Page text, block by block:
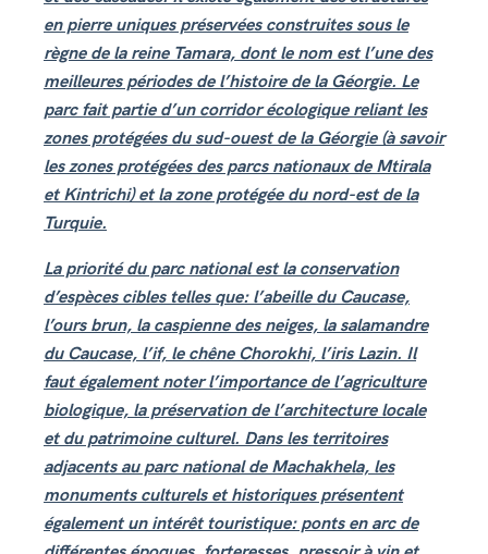
en pierre uniques préservées construites sous le
règne de la reine Tamara, dont le nom est l’une des
meilleures périodes de l’histoire de la Géorgie. Le
parc fait partie d’un corridor écologique reliant les
zones protégées du sud-ouest de la Géorgie (à savoir
les zones protégées des parcs nationaux de Mtirala
et Kintrichi) et la zone protégée du nord-est de la
Turquie.
La priorité du parc national est la conservation
d’espèces cibles telles que: l’abeille du Caucase,
l’ours brun, la caspienne des neiges, la salamandre
du Caucase, l’if, le chêne Chorokhi, l’iris Lazin. Il
faut également noter l’importance de l’agriculture
biologique, la préservation de l’architecture locale
et du patrimoine culturel. Dans les territoires
adjacents au parc national de Machakhela, les
monuments culturels et historiques présentent
également un intérêt touristique: ponts en arc de